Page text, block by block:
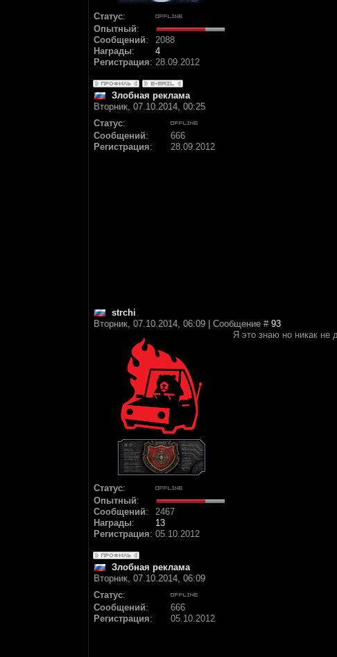
Статус:
Опытный:
Сообщений:
2088
Награды:
4
Регистрация: 28.09.2012
Злобная реклама
Вторник, 07.10.2014, 00:25
Статус:
Сообщений:
666
Регистрация: 28.09.2012
strchi
Вторник, 07.10.2014, 06:09 | Сообщение # 93
Статус:
Опытный:
Сообщений:
2467
Награды:
13
Регистрация: 05.10.2012
Я это знаю но никак не
Злобная реклама
Вторник, 07.10.2014, 06:09
Статус:
Сообщений:
666
Регистрация: 05.10.2012